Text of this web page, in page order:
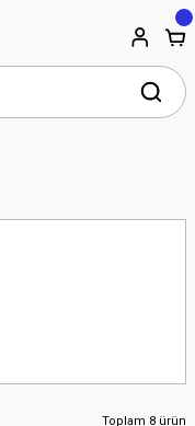
Toplam 8 ürün